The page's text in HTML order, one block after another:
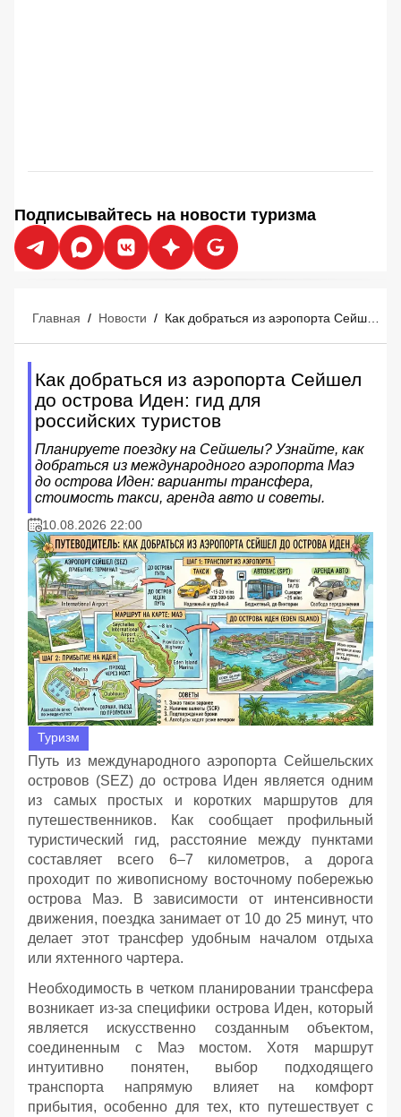
Подписывайтесь на новости туризма
Главная / Новости /
Как добраться из аэропорта Сейшел
до острова Иден: гид для
российских туристов
Планируете поездку на Сейшелы? Узнайте, как
добраться из международного аэропорта Маэ
до острова Иден: варианты трансфера,
стоимость такси, аренда авто и советы.
10.08.2026 22:00
Туризм
Путь из международного аэропорта Сейшельских
островов (SEZ) до острова Иден является одним
из самых простых и коротких маршрутов для
путешественников. Как сообщает профильный
туристический гид, расстояние между пунктами
составляет всего 6–7 километров, а дорога
проходит по живописному восточному побережью
острова Маэ. В зависимости от интенсивности
движения, поездка занимает от 10 до 25 минут, что
делает этот трансфер удобным началом отдыха
или яхтенного чартера.
Необходимость в четком планировании трансфера
возникает из-за специфики острова Иден, который
является искусственно созданным объектом,
соединенным с Маэ мостом. Хотя маршрут
интуитивно понятен, выбор подходящего
транспорта напрямую влияет на комфорт
прибытия, особенно для тех, кто путешествует с